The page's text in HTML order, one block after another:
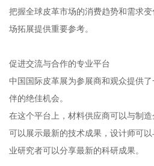
把握全球皮革市场的消费趋势和需求
场拓展提供重要参考。
促进交流与合作的专业平台
中国国际皮革展为参展商和观众提供
伴的绝佳机会。
在这个平台上，材料供应商可以与制
可以展示最新的技术成果，设计师可
业研究者可以分享最新的科研成果。